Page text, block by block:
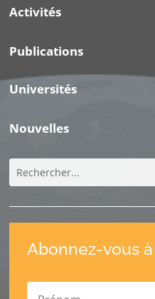
Activités
Publications
Universités
Nouvelles
Abonnez-vous